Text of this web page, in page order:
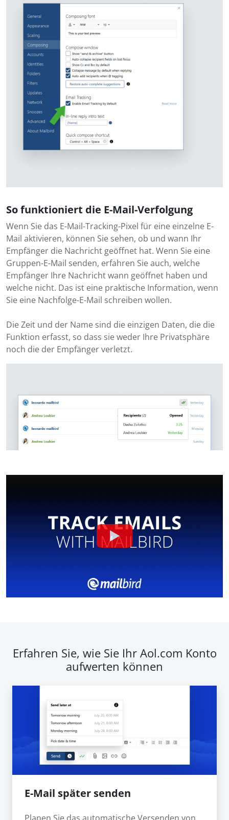
So funktioniert die E-Mail-Verfolgung
Wenn Sie das E-Mail-Tracking-Pixel für eine einzelne E-
Mail aktivieren, können Sie sehen, ob und wann Ihr
Empfänger die Nachricht geöffnet hat. Wenn Sie eine
Gruppen-E-Mail senden, erfahren Sie auch, welche
Empfänger Ihre Nachricht wann geöffnet haben und
welche nicht. Das ist eine praktische Information, wenn
Sie eine Nachfolge-E-Mail schreiben wollen.
Die Zeit und der Name sind die einzigen Daten, die die
Funktion erfasst, so dass sie weder Ihre Privatsphäre
noch die der Empfänger verletzt.
Erfahren Sie, wie Sie Ihr Aol.com Konto
aufwerten können
E-Mail später senden